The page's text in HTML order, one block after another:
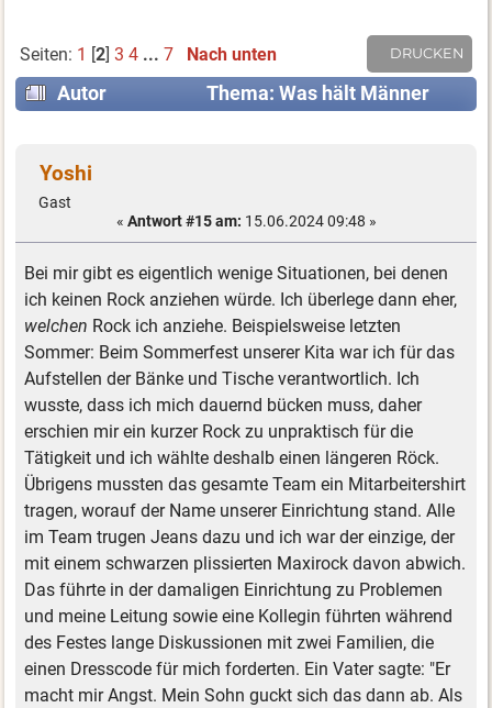
DRUCKEN
Seiten: 1 [2] 3 4 ... 7 Nach unten
Autor
Thema: Was hält Männer
Yoshi
Gast
« Antwort #15 am: 15.06.2024 09:48 »
Bei mir gibt es eigentlich wenige Situationen, bei denen
ich keinen Rock anziehen würde. Ich überlege dann eher,
welchen Rock ich anziehe. Beispielsweise letzten
Sommer: Beim Sommerfest unserer Kita war ich für das
Aufstellen der Bänke und Tische verantwortlich. Ich
wusste, dass ich mich dauernd bücken muss, daher
erschien mir ein kurzer Rock zu unpraktisch für die
Tätigkeit und ich wählte deshalb einen längeren Röck.
Übrigens mussten das gesamte Team ein Mitarbeitershirt
tragen, worauf der Name unserer Einrichtung stand. Alle
im Team trugen Jeans dazu und ich war der einzige, der
mit einem schwarzen plissierten Maxirock davon abwich.
Das führte in der damaligen Einrichtung zu Problemen
und meine Leitung sowie eine Kollegin führten während
des Festes lange Diskussionen mit zwei Familien, die
einen Dresscode für mich forderten. Ein Vater sagte: "Er
macht mir Angst. Mein Sohn guckt sich das dann ab. Als